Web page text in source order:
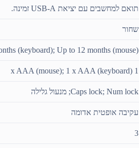
תואם למחשבים עם יציאת USB-A זמינה.
שחור
(keyboard); Up to 12 months (mouse)
1 x AAA (mouse); 1 x AAA (keyboard)
Caps lock; Num lock; מנעול גלילה
עקיבה אופטית אדומה
3